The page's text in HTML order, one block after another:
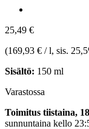
25,49 €
(169,93 € / l, sis.
Sisältö: 150 ml
Varastossa
Toimitus tiistaina,
sunnuntaina kello